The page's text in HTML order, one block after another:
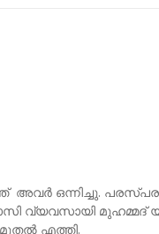
അവർ ഒന്നിച്ചു.
വ്യവസായി മുഹമ്മദ്
എത്തി.